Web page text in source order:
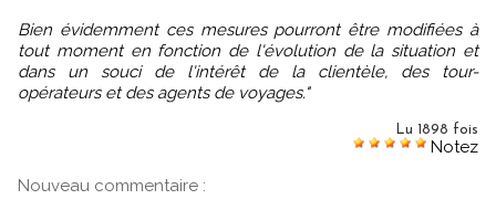
Bien évidemment ces mesures pourront être modifiées à
tout moment en fonction de l'évolution de la situation et
dans un souci de l'intérêt de la clientèle, des tour-
opérateurs et des agents de voyages."
Lu 1898 fois
Notez
Nouveau commentaire :